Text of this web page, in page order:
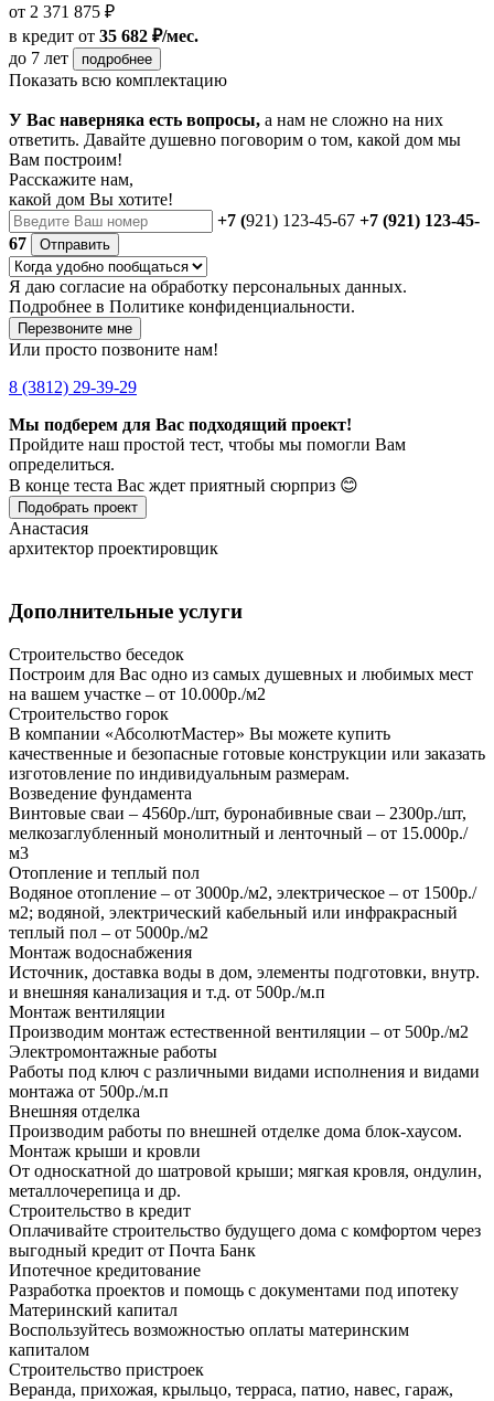
от 2 371 875 ₽
в кредит от 35 682 ₽/мес.
до 7 лет
подробнее
Показать всю комплектацию
У Вас наверняка есть вопросы, а нам не сложно на них
ответить. Давайте душевно поговорим о том, какой дом мы
Вам построим!
Расскажите нам,
какой дом Вы хотите!
+7 (921) 123-45-67 +7 (921) 123-45-
67
Отправить
Я даю согласие на обработку персональных данных.
Подробнее в Политике конфиденциальности.
Перезвоните мне
Или просто позвоните нам!
8 (3812) 29-39-29
Мы подберем для Вас подходящий проект!
Пройдите наш простой тест, чтобы мы помогли Вам
определиться.
В конце теста Вас ждет приятный сюрприз 😊
Подобрать проект
Анастасия
архитектор проектировщик
Дополнительные услуги
Строительство беседок
Построим для Вас одно из самых душевных и любимых мест
на вашем участке – от 10.000р./м2
Строительство горок
В компании «АбсолютМастер» Вы можете купить
качественные и безопасные готовые конструкции или заказать
изготовление по индивидуальным размерам.
Возведение фундамента
Винтовые сваи – 4560р./шт, буронабивные сваи – 2300р./шт,
мелкозаглубленный монолитный и ленточный – от 15.000р./
м3
Отопление и теплый пол
Водяное отопление – от 3000р./м2, электрическое – от 1500р./
м2; водяной, электрический кабельный или инфракрасный
теплый пол – от 5000р./м2
Монтаж водоснабжения
Источник, доставка воды в дом, элементы подготовки, внутр.
и внешняя канализация и т.д. от 500р./м.п
Монтаж вентиляции
Производим монтаж естественной вентиляции – от 500р./м2
Электромонтажные работы
Работы под ключ с различными видами исполнения и видами
монтажа от 500р./м.п
Внешняя отделка
Производим работы по внешней отделке дома блок-хаусом.
Монтаж крыши и кровли
От односкатной до шатровой крыши; мягкая кровля, ондулин,
металлочерепица и др.
Строительство в кредит
Оплачивайте строительство будущего дома с комфортом через
выгодный кредит от Почта Банк
Ипотечное кредитование
Разработка проектов и помощь с документами под ипотеку
Материнский капитал
Воспользуйтесь возможностью оплаты материнским
капиталом
Строительство пристроек
Веранда, прихожая, крыльцо, терраса, патио, навес, гараж,